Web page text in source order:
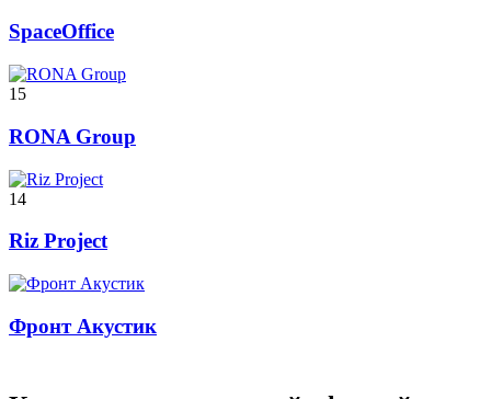
SpaceOffice
15
RONA Group
14
Riz Project
Фронт Акустик